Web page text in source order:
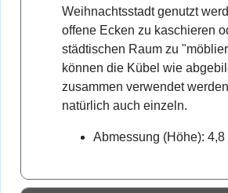
Weihnachtsstadt genutzt
offene Ecken zu kaschieren
städtischen Raum zu
können die Kübel wie
zusammen verwendet
natürlich auch einzeln.
Abmessung (Höhe): 4,8